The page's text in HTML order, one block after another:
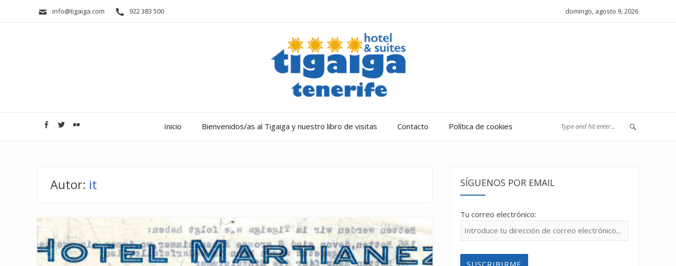
info@tigaiga.com 922 383 500 domingo, agosto 9, 2026
Inicio Bienvenidos/as al Tigaiga y nuestro libro de visitas Contacto Política de cookies
Autor: it SÍGUENOS POR EMAIL
Tu correo electrónico: